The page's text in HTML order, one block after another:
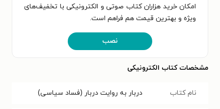
امکان خرید هزاران کتاب صوتی و الکترونیکی با تخفیف‌های
ویژه و بهترین قیمت هم فراهم است.
نصب
مشخصات کتاب الکترونیکی
نام کتاب دربار به روایت دربار (فساد سیاسی)